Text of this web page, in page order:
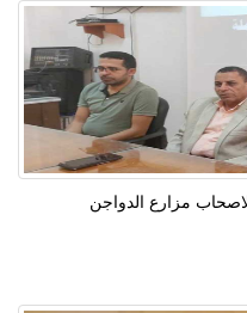
مزارع الدواجن